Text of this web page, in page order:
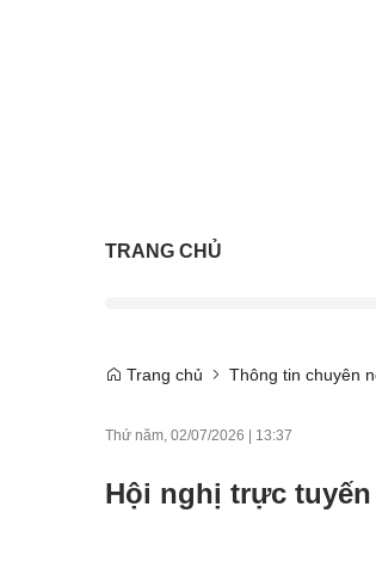
TRANG CHỦ
Trang chủ Thông tin chuyên
Thứ năm, 02/07/2026 | 13:37
Hội nghị trực